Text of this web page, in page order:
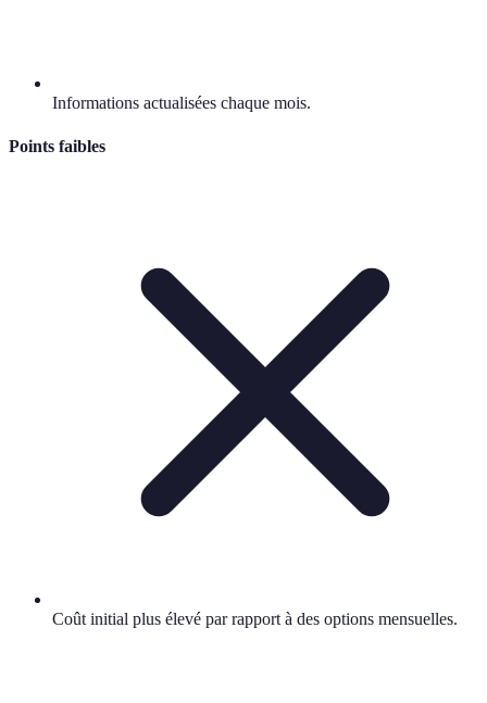
Informations actualisées chaque mois.
Points faibles
Coût initial plus élevé par rapport à des options mensuelles.